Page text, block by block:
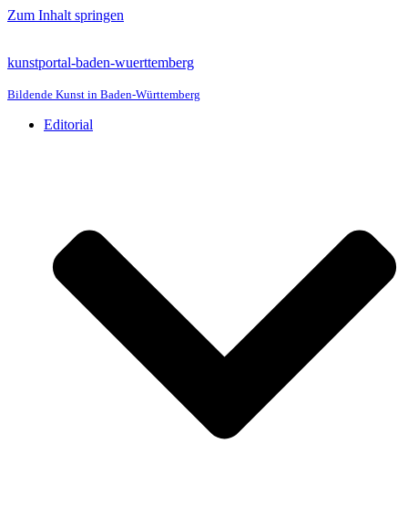
Zum Inhalt springen
kunstportal-baden-wuerttemberg
Bildende Kunst in Baden-Württemberg
Editorial